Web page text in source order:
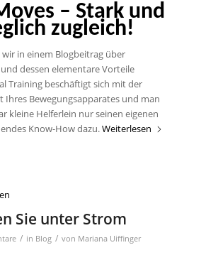
– Stark und
zugleich!
in einem Blogbeitrag über
dessen elementare Vorteile
Training beschäftigt sich mit der
Ihres Bewegungsapparates und man
kleine Helferlein nur seinen eigenen
Know-How dazu.Weiterlesen
Sie unter Strom
/ in Blog / von Mariana Uiffinger